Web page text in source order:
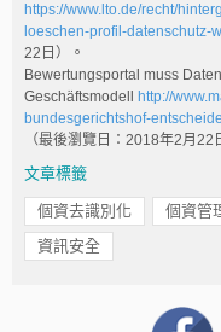
https://www.lto.de/recht/
loeschen-profil-datenschutz-
22日）。
Bewertungsportal muss
Geschäftsmodell
http://
bundesgerichtshof-
（最後瀏覽日：2018年2月22
文章標籤
個資去識別化 個資管
資訊安全